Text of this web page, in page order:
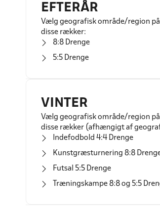
EFTERÅR
Vælg geografisk område/region
disse rækker:
8:8 Drenge
5:5 Drenge
VINTER
Vælg geografisk område/region
disse rækker (afhængigt af
Indefodbold 4:4 Drenge
Kunstgræsturnering 8:8
Futsal 5:5 Drenge
Træningskampe 8:8 og 5:5